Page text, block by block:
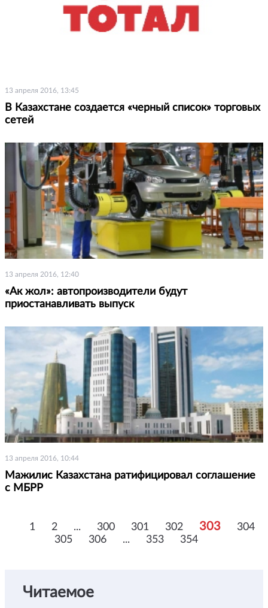
13 апреля 2016, 13:45
В Казахстане создается «черный список» торговых
сетей
13 апреля 2016, 12:40
«Ак жол»: автопроизводители будут
приостанавливать выпуск
13 апреля 2016, 10:44
Мажилис Казахстана ратифицировал соглашение
с МБРР
1 2 ... 300 301 302 303
304
305
306 ... 353 354
Читаемое